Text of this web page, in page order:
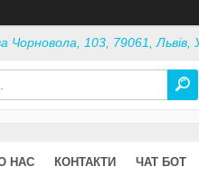
Чорновола, 103, 79061, Львів,
НАС КОНТАКТИ ЧАТ БОТ